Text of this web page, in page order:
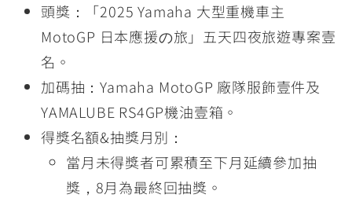
頭獎：「2025 Yamaha 大型重機車主
MotoGP 日本應援の旅」五天四夜旅遊專案壹
名。
加碼抽：Yamaha MotoGP 廠隊服飾壹件及
YAMALUBE RS4GP機油壹箱。
得獎名額&抽獎月別：
當月未得獎者可累積至下月延續參加抽
獎，8月為最終回抽獎。